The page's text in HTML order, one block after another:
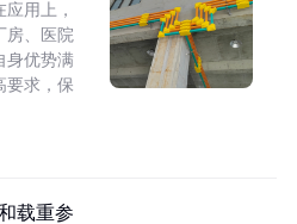
用上，
房、医院
身优势满
要求，保
载重参